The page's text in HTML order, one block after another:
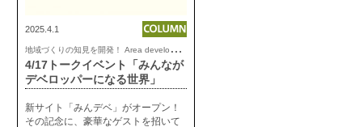
2025.4.1
地
域づくりの知見を開発！ Area development lab.
4/17トークイベント「みんなが
デベロッパーになる世界」
新サイト「みんデベ」がオープン！
その記念に、豪華なゲストを招いて